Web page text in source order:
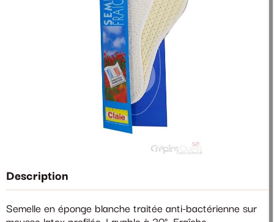
Description
Semelle en éponge blanche traitée anti-bactérienne sur